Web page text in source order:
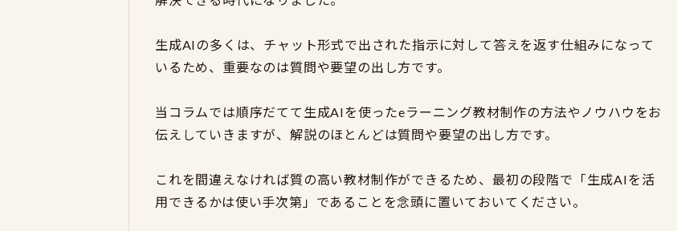
生成AIの多くは、チャット形式で出された指示に対して答えを返す仕組みになって
いるため、重要なのは質問や要望の出し方です。
当コラムでは順序だてて生成AIを使ったeラーニング教材制作の方法やノウハウをお
伝えしていきますが、解説のほとんどは質問や要望の出し方です。
これを間違えなければ質の高い教材制作ができるため、最初の段階で「生成AIを活
用できるかは使い手次第」であることを念頭に置いておいてください。